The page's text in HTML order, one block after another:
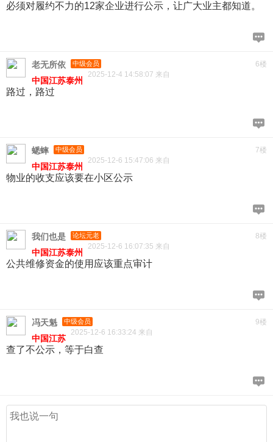
必须对履约不力的12家企业进行公示，让广大业主都知道。
6楼
老无所依 中级会员
2025-12-4 14:58:07 来自
中国江苏泰州
路过，路过
7楼
蟋蟀 中级会员
2025-12-6 15:47:06 来自
中国江苏泰州
物业的收支应该要在小区公示
8楼
我们也是 论坛元老
2025-12-6 16:07:35 来自
中国江苏泰州
公共维修资金的使用应该重点审计
9楼
冯天魁 中级会员
2025-12-6 16:33:24 来自
中国江苏
查了不公示，等于白查